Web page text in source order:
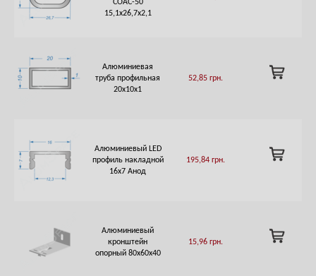
СОАС-50
15,1х26,7х2,1
Алюминиевая
труба профильная
20х10х1
52,85 грн.
ADD
TO
Алюминиевый LED
профиль накладной
16х7 Анод
195,84 грн.
ADD
TO
Алюминиевый
кронштейн
опорный 80х60х40
15,96 грн.
ADD
TO